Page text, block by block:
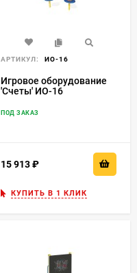
АРТИКУЛ: ИО-16
Игровое оборудование
'Счеты' ИО-16
ПОД ЗАКАЗ
15 913
КУПИТЬ В 1 КЛИК